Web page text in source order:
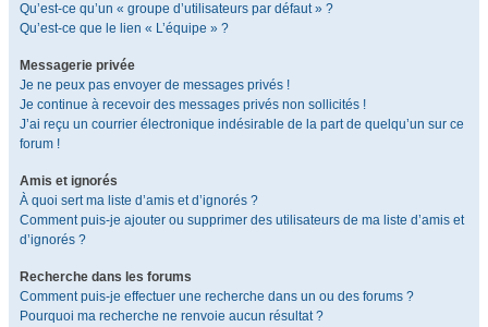
Qu’est-ce qu’un « groupe d’utilisateurs par défaut » ?
Qu’est-ce que le lien « L’équipe » ?
Messagerie privée
Je ne peux pas envoyer de messages privés !
Je continue à recevoir des messages privés non sollicités !
J’ai reçu un courrier électronique indésirable de la part de quelqu’un sur ce
forum !
Amis et ignorés
À quoi sert ma liste d’amis et d’ignorés ?
Comment puis-je ajouter ou supprimer des utilisateurs de ma liste d’amis et
d’ignorés ?
Recherche dans les forums
Comment puis-je effectuer une recherche dans un ou des forums ?
Pourquoi ma recherche ne renvoie aucun résultat ?